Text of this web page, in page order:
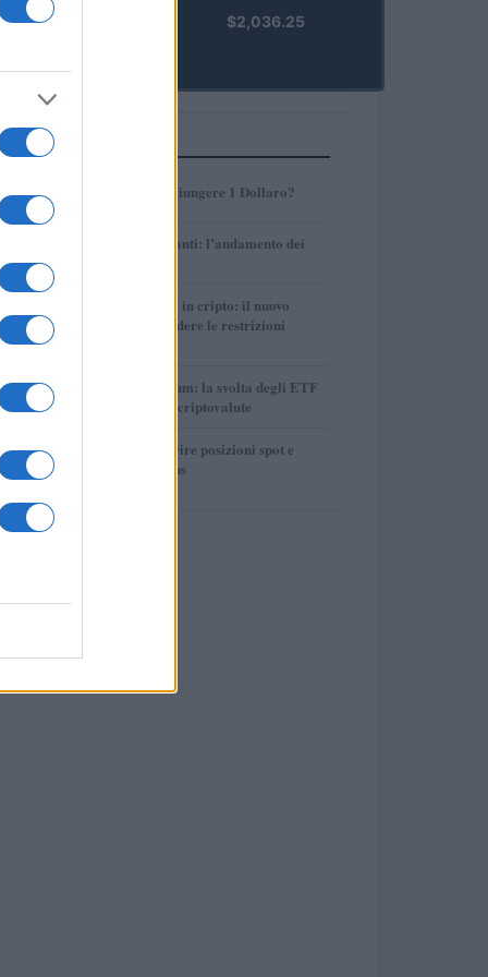
PRIME)
$2,036.25
PIÙ LETTI
1 AMP: Potrà Raggiungere 1 Dollaro?
Petrolio e carburanti: l’andamento dei
3
Finanza parallela in cripto: il nuovo
strumento per eludere le restrizioni
4
Bitcoin vs Ethereum: la svolta degli ETF
nel mercato delle criptovalute
5
Strategie per coprire posizioni spot e
volatilità con perps